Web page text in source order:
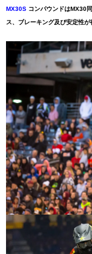
MX30S コンパウンドはMX30
ス、ブレーキング及び安定性が